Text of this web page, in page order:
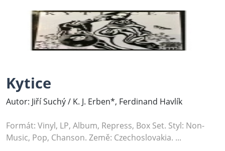
Kytice
Autor: Jiří Suchý / K. J. Erben*, Ferdinand Havlík
Formát: Vinyl, LP, Album, Repress, Box Set. Styl: Non-
Music, Pop, Chanson. Země: Czechoslovakia. ...